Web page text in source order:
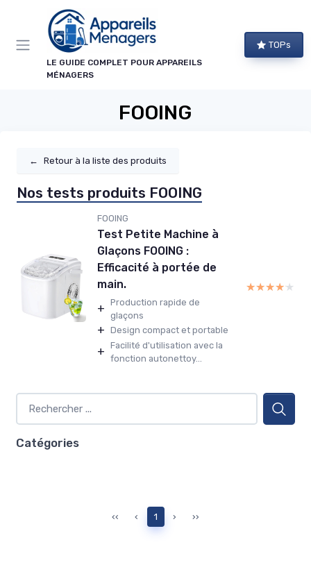
LE GUIDE COMPLET POUR APPAREILS
MÉNAGERS
TOPs
FOOING
← Retour à la liste des produits
Nos tests produits FOOING
FOOING
Test Petite Machine à
Glaçons FOOING :
Efficacité à portée de
main.
+ Production rapide de
glaçons
+ Design compact et portable
+ Facilité d'utilisation avec la
fonction autonettoy...
★★★★★
★★★★★
Catégories
‹‹ ‹ 1 › ››
Panneau de gestion des cookies